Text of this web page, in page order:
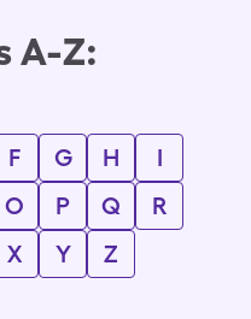
A-Z:
F G H
I
O P Q
R
X Y Z